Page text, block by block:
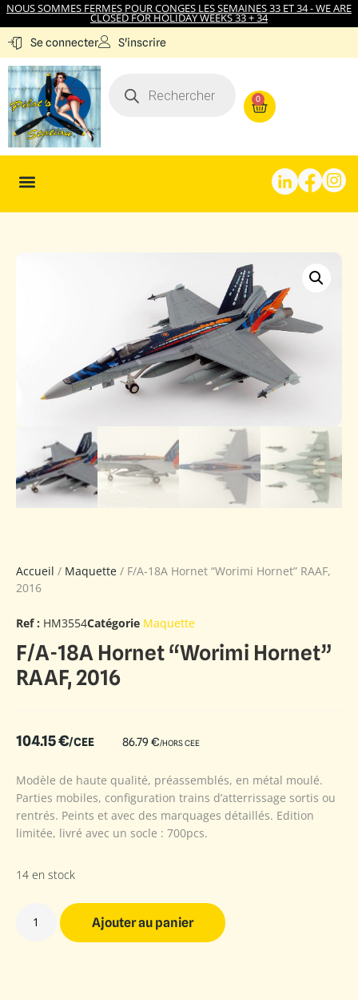
NOUS SOMMES FERMES POUR CONGES LES SEMAINES 33 ET 34 - WE ARE
CLOSED FOR HOLIDAY WEEKS 33 + 34
Se connecter S'inscrire
0
Accueil / Maquette / F/A-18A Hornet “Worimi Hornet” RAAF,
2016
Ref : HM3554Catégorie Maquette
F/A-18A Hornet “Worimi Hornet”
RAAF, 2016
104.15€/CEE 86.79€/HORS CEE
Modèle de haute qualité, préassemblés, en métal moulé.
Parties mobiles, configuration trains d’atterrissage sortis ou
rentrés. Peints et avec des marquages détaillés. Edition
limitée, livré avec un socle : 700pcs.
14 en stock
Ajouter au panier